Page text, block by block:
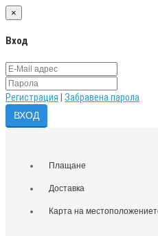
×
Вход
Регистрация Забравена парола
Плащане
Доставка
Карта на